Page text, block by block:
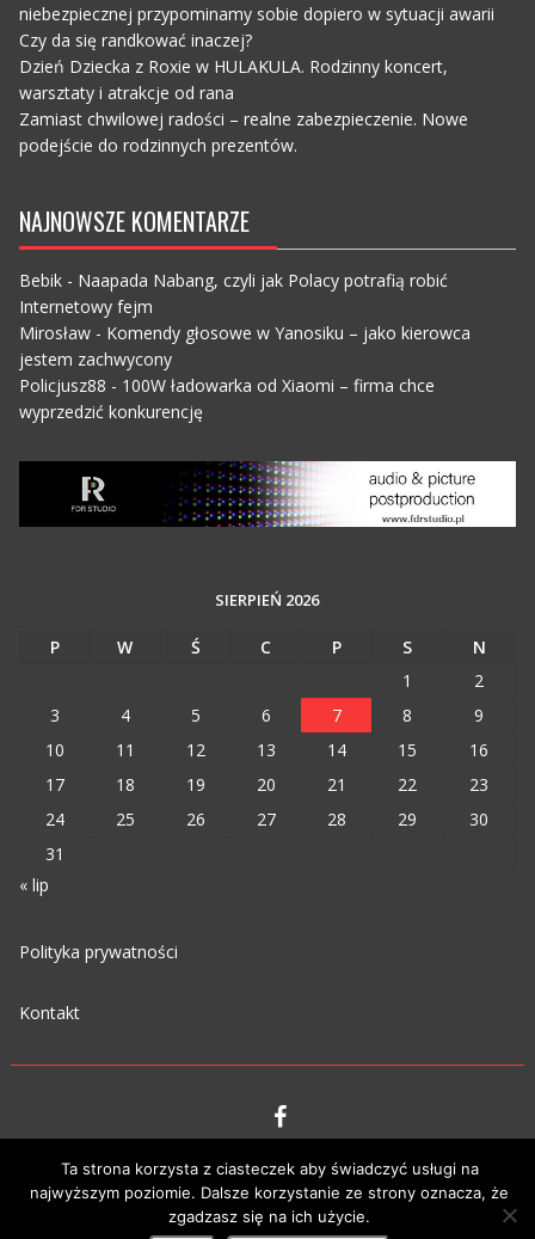
niebezpiecznej przypominamy sobie dopiero w sytuacji awarii
Czy da się randkować inaczej?
Dzień Dziecka z Roxie w HULAKULA. Rodzinny koncert,
warsztaty i atrakcje od rana
Zamiast chwilowej radości – realne zabezpieczenie. Nowe
podejście do rodzinnych prezentów.
NAJNOWSZE KOMENTARZE
Bebik- Naapada Nabang, czyli jak Polacy potrafią robić
Internetowy fejm
Mirosław- Komendy głosowe w Yanosiku – jako kierowca
jestem zachwycony
Policjusz88 - 100W ładowarka od Xiaomi – firma chce
wyprzedzić konkurencję
SIERPIEŃ 2026
P W Ś C P S
N
1
2
3
4 5 6 7 8
9
10
11 12 13 14 15
16
17
18 19 20 21 22
23
24
25 26 27 28 29
30
31
« lip
Polityka prywatności
Kontakt
VIPM © 2023
Ta strona korzysta z ciasteczek aby świadczyć usługi na
najwyższym poziomie. Dalsze korzystanie ze strony oznacza, że
zgadzasz się na ich użycie.